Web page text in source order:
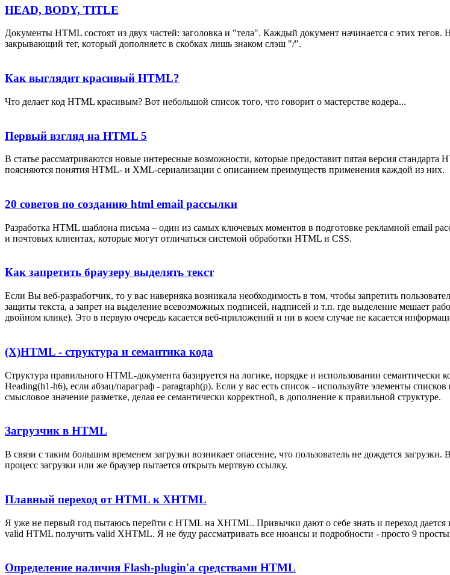
HEAD, BODY, TITLE
Документы HTML состоят из двух частей: заголовка и "тела". Каждый документ начинается с этих
закрывающий тег, который дополняетс в скобках лишь знаком слэш "/".
Как выглядит красивый HTML?
Что делает код HTML красивым? Вот небольшой список того, что говорит о мастерстве кодера...
Первый взгляд на HTML 5
В статье рассматриваются новые интересные возможности, которые предоставит пятая версия
поясняются понятия HTML- и XML-сериализации с описанием преимуществ применения каждой из них.
20 советов по созданию html email рассылки
Разработка HTML шаблона письма – один из самых ключевых моментов в подготовке рекламной email
и почтовых клиентах, которые могут отличаться системой обработки HTML и CSS.
Как запретить браузеру выделять текст
Если Вы веб-разработчик, то у вас наверняка возникала необходимость в том, чтобы запретить
защиты текста, а запрет на выделение всевозможных подписей, надписей и т.п. где выделение мешает
двойном клике). Это в первую очередь касается веб-приложений и ни в коем случае не касается
(X)HTML - структура и семантика кода
Структура правильного HTML-документа базируется на логике, порядке и использовании семантически
Heading(h1-h6), если абзац/параграф - paragraph(p). Если у вас есть список - используйте элементы
смысловое значение разметке, делая ее семантически корректной, в дополнение к правильной структуре.
Загрузчик в HTML
В связи с таким большим временем загрузки возникает опасение, что пользователь не дождется
процесс загрузки или же браузер пытается открыть мертвую ссылку.
Плавный переход от HTML к XHTML
Я уже не первый год пытаюсь перейти с HTML на XHTML. Привычки дают о себе знать и переход
valid HTML получить valid XHTML. Я не буду рассматривать все нюансы и подробности - просто 9
Определение наличия Flash-plugin'а средствами HTML